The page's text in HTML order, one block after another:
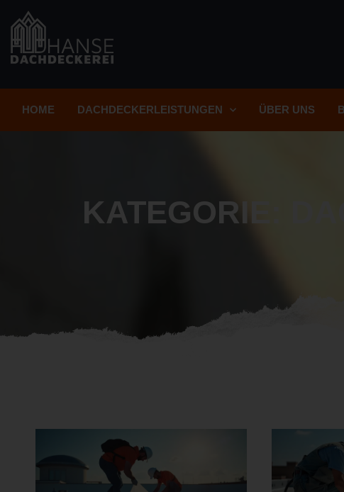
HOME DACHDECKERLEISTUNGEN ÜBER UNS
KATEGORIE: